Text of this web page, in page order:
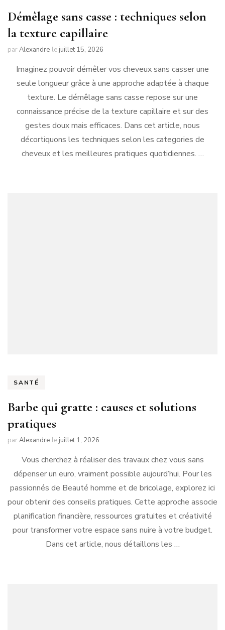
Démêlage sans casse : techniques selon
la texture capillaire
parAlexandre le juillet 15, 2026
Imaginez pouvoir démêler vos cheveux sans casser une
seule longueur grâce à une approche adaptée à chaque
texture. Le démêlage sans casse repose sur une
connaissance précise de la texture capillaire et sur des
gestes doux mais efficaces. Dans cet article, nous
décortiquons les techniques selon les categories de
cheveux et les meilleures pratiques quotidiennes. …
SANTÉ
Barbe qui gratte : causes et solutions
pratiques
parAlexandre le juillet 1, 2026
Vous cherchez à réaliser des travaux chez vous sans
dépenser un euro, vraiment possible aujourd’hui. Pour les
passionnés de Beauté homme et de bricolage, explorez ici
pour obtenir des conseils pratiques. Cette approche associe
planification financière, ressources gratuites et créativité
pour transformer votre espace sans nuire à votre budget.
Dans cet article, nous détaillons les …